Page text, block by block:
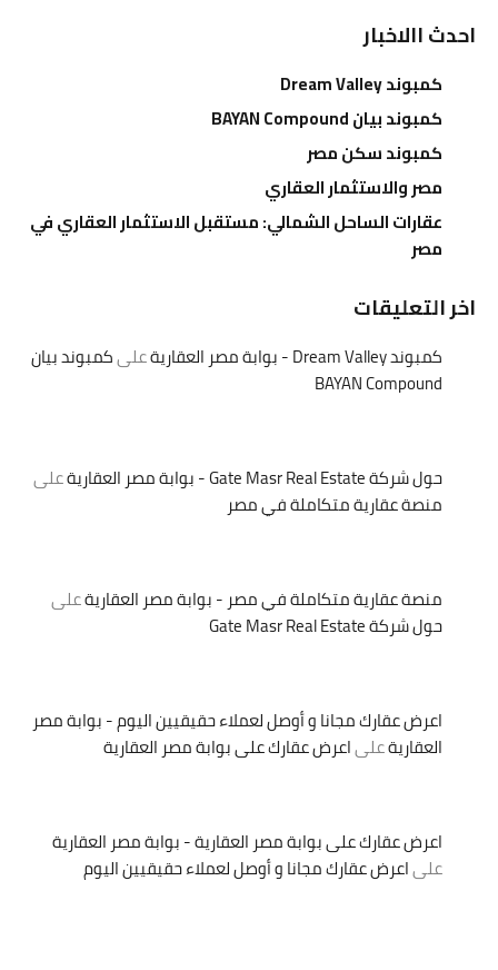
احدث االاخبار
كمبوند Dream Valley
كمبوند بيان BAYAN Compound
كمبوند سكن مصر
مصر والاستثمار العقاري
عقارات الساحل الشمالي: مستقبل الاستثمار العقاري في
مصر
اخر التعليقات
كمبوند Dream Valley - بوابة مصر العقارية علىكمبوند بيان
BAYAN Compound
حول شركة Gate Masr Real Estate - بوابة مصر العقارية
على
منصة عقارية متكاملة في مصر
منصة عقارية متكاملة في مصر - بوابة مصر العقاريةعلى
حول شركة Gate Masr Real Estate
اعرض عقارك مجانا و أوصل لعملاء حقيقيين اليوم - بوابة مصر
العقاريةعلىاعرض عقارك على بوابة مصر العقارية
اعرض عقارك على بوابة مصر العقارية - بوابة مصر العقارية
علىاعرض عقارك مجانا و أوصل لعملاء حقيقيين اليوم